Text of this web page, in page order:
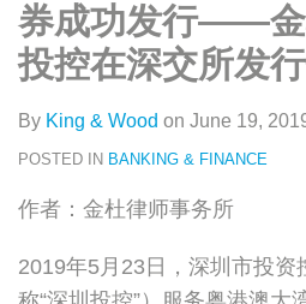
券成功发行——金
投控在深交所发
By King & Wood on June 19,
POSTED IN BANKING & FINANCE
作者：金杜律师事务所
2019年5月23日，深圳市投资